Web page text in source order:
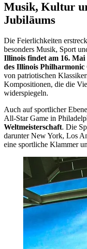
Musik, Kultur
Jubiläums
Die Feierlichkeiten
besonders Musik, Sport
Illinois findet am 16. Mai
des Illinois Philharmonic
von patriotischen
Kompositionen, die die
widerspiegeln.
Auch auf sportlicher
All-Star Game in
Weltmeisterschaft. Die
darunter New York, Los
eine sportliche Klammer